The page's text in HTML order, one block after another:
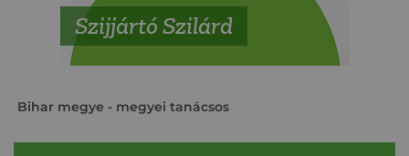
Szijjártó Szilárd
Bihar megye - megyei tanácsos